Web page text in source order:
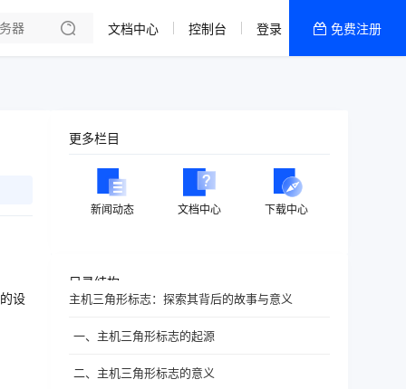
文档中心 控制台 登录 免费注册
设
更多栏目
新闻动态 文档中心 下载中心
目录结构
主机三角形标志：探索其背后的故事与意义
一、主机三角形标志的起源
二、主机三角形标志的意义